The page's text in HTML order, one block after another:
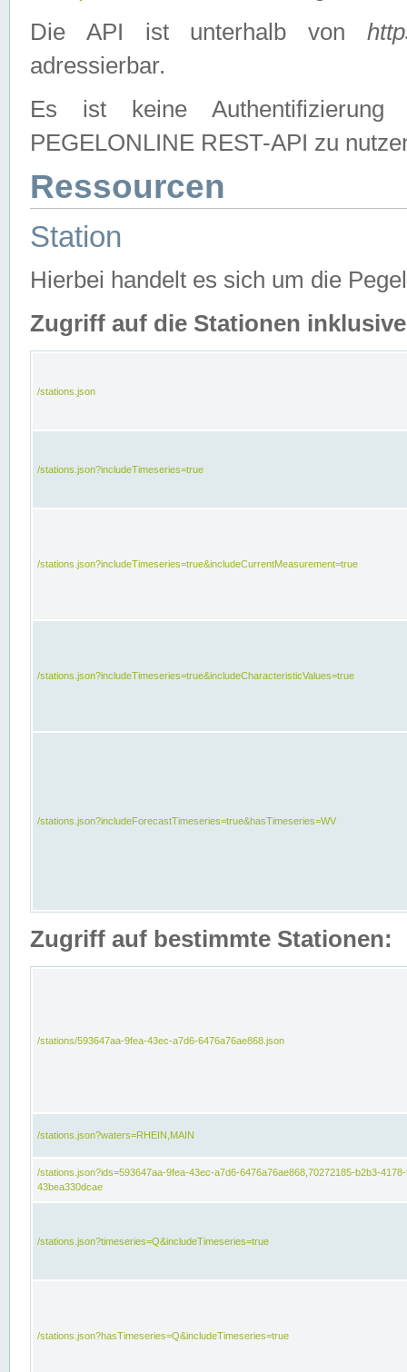
Die API ist unterhalb von
adressierbar.
Es ist keine
PEGELONLINE REST-API zu
Ressourcen
Station
Hierbei handelt es sich um die
Zugriff auf die Stationen
/stations.json
/stations.json?includeTimeseries=true
/stations.json?includeTimeseries=true&includeCurrentMeasurement=true
/stations.json?includeTimeseries=true&includeCharacteristicValues=true
/stations.json?includeForecastTimeseries=true&hasTimeseries=WV
Zugriff auf bestimmte Stationen:
/stations/593647aa-9fea-43ec-a7d6-6476a76ae868.json
/stations.json?waters=RHEIN,MAIN
/stations.json?ids=593647aa-9fea-43ec-a7d6-6476a76ae868,70272185-b2b3-
43bea330dcae
/stations.json?timeseries=Q&includeTimeseries=true
/stations.json?hasTimeseries=Q&includeTimeseries=true